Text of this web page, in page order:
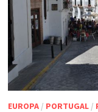
EUROPA/ PORTUGAL/